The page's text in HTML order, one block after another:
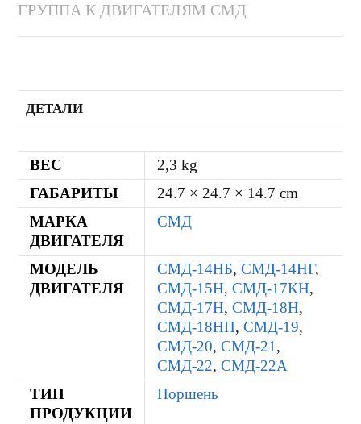
ГРУППА К ДВИГАТЕЛЯМ СМД
ДЕТАЛИ
ВЕС
2,3 kg
ГАБАРИТЫ
24.7 × 24.7 × 14.7 cm
МАРКА
ДВИГАТЕЛЯ
СМД
МОДЕЛЬ
ДВИГАТЕЛЯ
СМД-14НБ,СМД-14НГ,
СМД-15Н,СМД-17КН,
СМД-17Н,СМД-18Н,
СМД-18НП,СМД-19,
СМД-20,СМД-21 ,
СМД-22,СМД-22А
ТИП
ПРОДУКЦИИ
Поршень